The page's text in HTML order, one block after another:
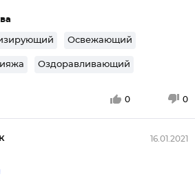
Освежающий
Оздоравливающий
0 0
16.01.2021